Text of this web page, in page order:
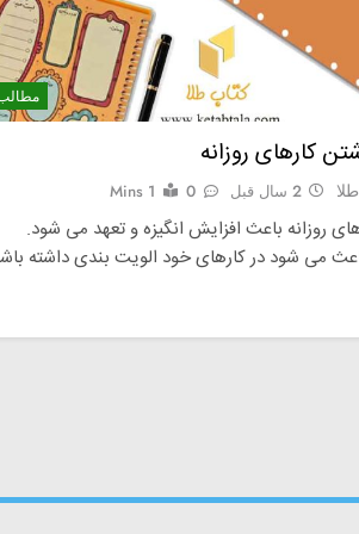
کارهای روزانه
2 سال قبل 0
1 Mins
روزانه باعث افزایش انگیزه و تعهد می شود.
می شود در کارهای خود الویت بندی داشته